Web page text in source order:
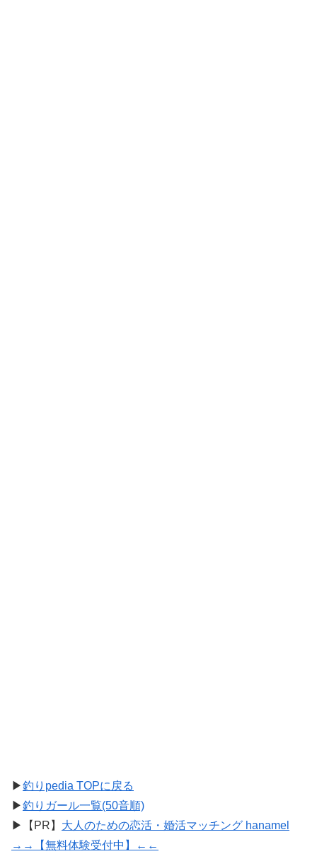
▶釣りpedia TOPに戻る
▶釣りガール一覧(50音順)
▶【PR】 大人のための恋活・婚活マッチング hanamel
→→【無料体験受付中】←←